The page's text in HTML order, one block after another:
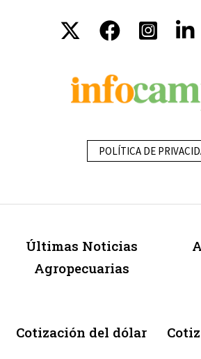
POLÍTICA DE
Últimas Noticias
Agropecuarias
Cotización del dólar